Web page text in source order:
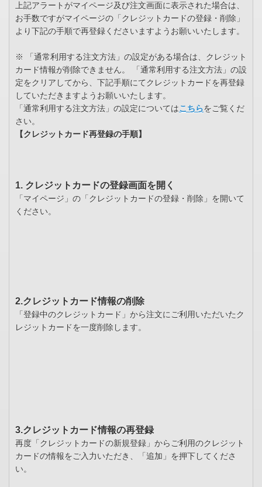
上記アラートがマイページ及び注文画面に表示された場合は、
お手数ですがマイページの「クレジットカードの登録・削除」
より下記の手順で再登録くださいますようお願いいたします。
※ 「通常利用する注文方法」の設定がある場合は、クレジット
カード情報が削除できません。 「通常利用する注文方法」の設
定をクリアしてから、下記手順にてクレジットカードを再登録
していただきますようお願いいたします。
「通常利用する注文方法」の設定についてはこちらをご覧くだ
さい。
【クレジットカード再登録の手順】
1. クレジットカードの登録画面を開く
「マイページ」の「クレジットカードの登録・削除」を開いて
ください。
2.クレジットカード情報の削除
「登録中のクレジットカード」から注文にご利用いただいたク
レジットカードを一度削除します。
3.クレジットカード情報の再登録
再度「クレジットカードの新規登録」からご利用のクレジット
カードの情報をご入力いただき、「追加」を押下してくださ
い。